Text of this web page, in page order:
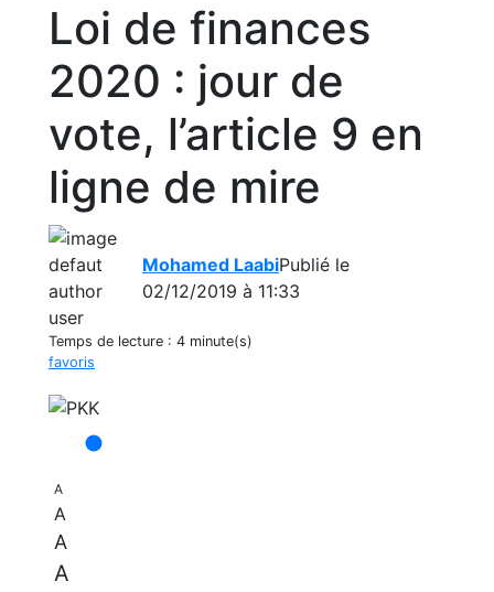
Loi de finances
2020 : jour de
vote, l’article 9 en
ligne de mire
Mohamed LaabiPublié le
02/12/2019 à 11:33
Temps de lecture : 4 minute(s)
favoris
A
A
A
A